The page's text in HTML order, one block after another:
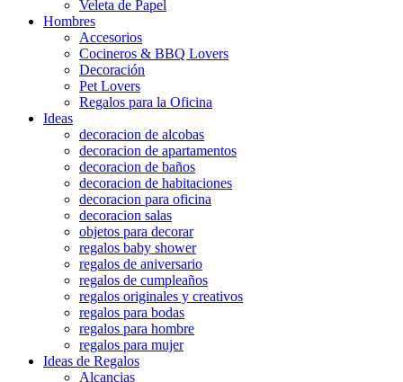
Veleta de Papel
Hombres
Accesorios
Cocineros & BBQ Lovers
Decoración
Pet Lovers
Regalos para la Oficina
Ideas
decoracion de alcobas
decoracion de apartamentos
decoracion de baños
decoracion de habitaciones
decoracion para oficina
decoracion salas
objetos para decorar
regalos baby shower
regalos de aniversario
regalos de cumpleaños
regalos originales y creativos
regalos para bodas
regalos para hombre
regalos para mujer
Ideas de Regalos
Alcancias